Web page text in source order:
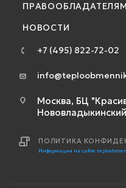
ПРАВООБЛАДАТЕЛЯМ
НОВОСТИ
+7 (495) 822-72-02
Москва, БЦ
ПОЛИТИКА
Информация на сайте